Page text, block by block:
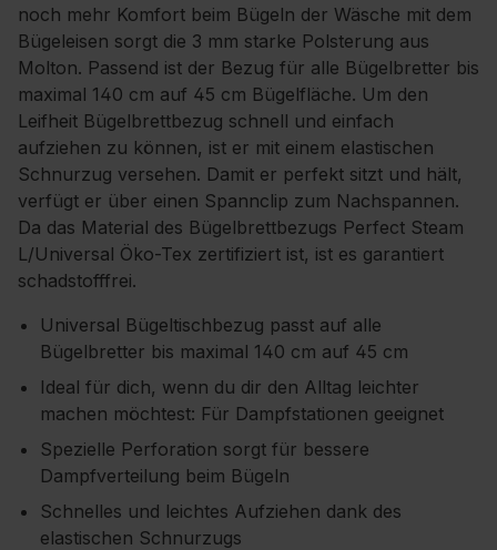
noch mehr Komfort beim Bügeln der Wäsche mit dem
Bügeleisen sorgt die 3 mm starke Polsterung aus
Molton. Passend ist der Bezug für alle Bügelbretter bis
maximal 140 cm auf 45 cm Bügelfläche. Um den
Leifheit Bügelbrettbezug schnell und einfach
aufziehen zu können, ist er mit einem elastischen
Schnurzug versehen. Damit er perfekt sitzt und hält,
verfügt er über einen Spannclip zum Nachspannen.
Da das Material des Bügelbrettbezugs Perfect Steam
L/Universal Öko-Tex zertifiziert ist, ist es garantiert
schadstofffrei.
Universal Bügeltischbezug passt auf alle
Bügelbretter bis maximal 140 cm auf 45 cm
Ideal für dich, wenn du dir den Alltag leichter
machen möchtest: Für Dampfstationen geeignet
Spezielle Perforation sorgt für bessere
Dampfverteilung beim Bügeln
Schnelles und leichtes Aufziehen dank des
elastischen Schnurzugs